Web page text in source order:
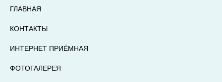
ГЛАВНАЯ
КОНТАКТЫ
ИНТЕРНЕТ ПРИЁМНАЯ
ФОТОГАЛЕРЕЯ